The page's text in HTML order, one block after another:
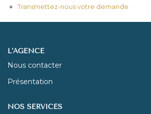
Transmettez-nous votre demande
L'AGENCE
Nous contacter
Présentation
NOS SERVICES